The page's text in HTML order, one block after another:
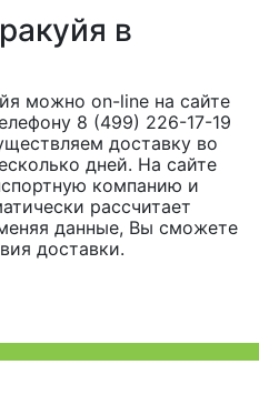
в
можно on-line на сайте
8 (499) 226-17-19
доставку во
дней. На сайте
компанию и
рассчитает
данные, Вы сможете
доставки.